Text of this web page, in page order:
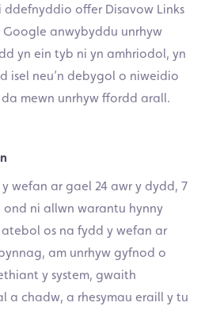
offer Disavow Links
Google anwybyddu unrhyw
yn ein tyb ni yn amhriodol, yn
isel neu’n debygol o niweidio
da mewn unrhyw ffordd arall.
wefan ar gael 24 awr y dydd, 7
ond ni allwn warantu hynny
os na fydd y wefan ar
am unrhyw gyfnod o
y system, gwaith
a chadw, a rhesymau eraill y tu